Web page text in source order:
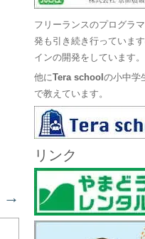
→
フリーランスのプログラ
発も引き続き行っていま
インの開発をしています。
他にTera schoolの小中学
で教えています。
リンク